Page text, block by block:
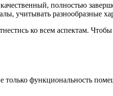
полностью
учитывать разнообразные
ко всем аспектам.
функциональность